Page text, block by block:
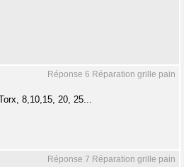
Réponse 6 Réparation grille pain
8,10,15, 20, 25...
Réponse 7 Réparation grille pain